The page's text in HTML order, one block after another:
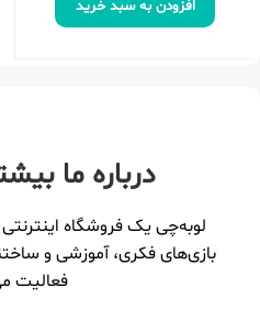
افزودن به سبد خرید
درباره ما
لوبه‌چی یک فروشگاه
بازی‌های فکری، آموزشی و
فعالیت